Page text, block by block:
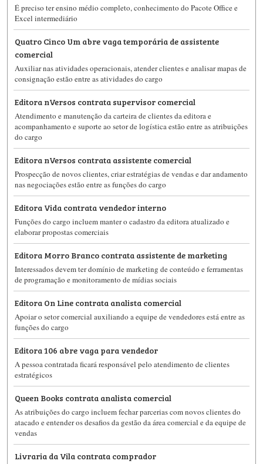
É preciso ter ensino médio completo, conhecimento do Pacote Office e
Excel intermediário
Quatro Cinco Um abre vaga temporária de assistente
comercial
Auxiliar nas atividades operacionais, atender clientes e analisar mapas de
consignação estão entre as atividades do cargo
Editora nVersos contrata supervisor comercial
Atendimento e manutenção da carteira de clientes da editora e
acompanhamento e suporte ao setor de logística estão entre as atribuições
do cargo
Editora nVersos contrata assistente comercial
Prospecção de novos clientes, criar estratégias de vendas e dar andamento
nas negociações estão entre as funções do cargo
Editora Vida contrata vendedor interno
Funções do cargo incluem manter o cadastro da editora atualizado e
elaborar propostas comerciais
Editora Morro Branco contrata assistente de marketing
Interessados devem ter domínio de marketing de conteúdo e ferramentas
de programação e monitoramento de mídias sociais
Editora On Line contrata analista comercial
Apoiar o setor comercial auxiliando a equipe de vendedores está entre as
funções do cargo
Editora 106 abre vaga para vendedor
A pessoa contratada ficará responsável pelo atendimento de clientes
estratégicos
Queen Books contrata analista comercial
As atribuições do cargo incluem fechar parcerias com novos clientes do
atacado e entender os desafios da gestão da área comercial e da equipe de
vendas
Livraria da Vila contrata comprador